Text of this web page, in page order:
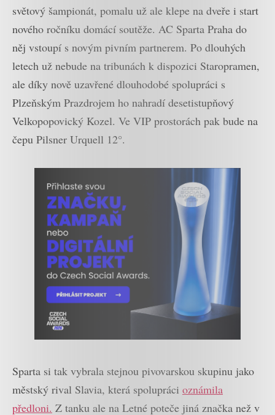
světový šampionát, pomalu už ale klepe na dveře i start
nového ročníku domácí soutěže. AC Sparta Praha do
něj vstoupí s novým pivním partnerem. Po dlouhých
letech už nebude na tribunách k dispozici Staropramen,
ale díky nově uzavřené dlouhodobé spolupráci s
Plzeňským Prazdrojem ho nahradí desetistupňový
Velkopopovický Kozel. Ve VIP prostorách pak bude na
čepu Pilsner Urquell 12°.
Sparta si tak vybrala stejnou pivovarskou skupinu jako
městský rival Slavia, která spolupráci oznámila
předloni. Z tanku ale na Letné poteče jiná značka než v